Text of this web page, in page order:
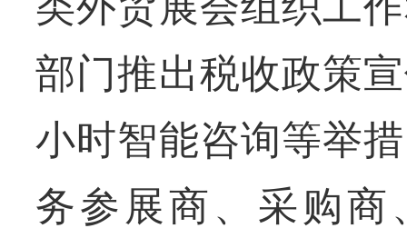
部门推出税收政策
小时智能咨询等举
务参展商、采购商